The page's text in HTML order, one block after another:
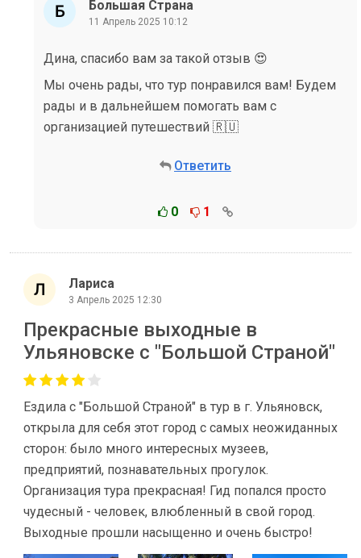
Большая Страна
11 Апрель 2025 10:12
Дина, спасибо вам за такой отзыв 😍
Мы очень рады, что тур понравился вам! Будем
рады и в дальнейшем помогать вам с
организацией путешествий 🇷🇺
Ответить
0 1
Лариса
3 Апрель 2025 12:30
Прекрасные выходные в
Ульяновске с "Большой Страной"
Ездила с "Большой Страной" в тур в г. Ульяновск,
открыла для себя этот город с самых неожиданных
сторон: было много интересных музеев,
предприятий, познавательных прогулок.
Организация тура прекрасная! Гид попался просто
чудесный - человек, влюбленный в свой город.
Выходные прошли насыщенно и очень быстро!